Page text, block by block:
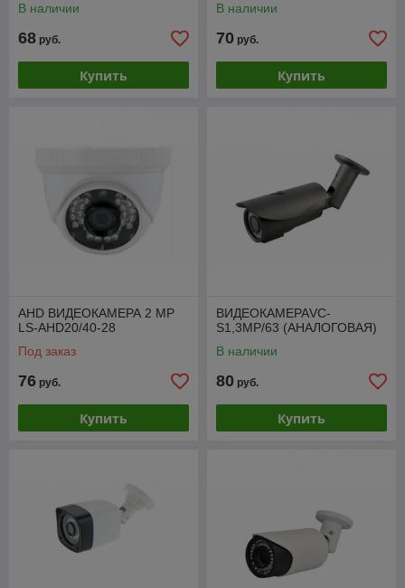
В наличии
68 руб.
Купить
В наличии
70 руб.
Купить
AHD ВИДЕОКАМЕРА 2 МР
LS-AHD20/40-28
Под заказ
76 руб.
Купить
ВИДЕОКАМЕРАVC-
S1,3MP/63 (АНАЛОГОВАЯ)
В наличии
80 руб.
Купить